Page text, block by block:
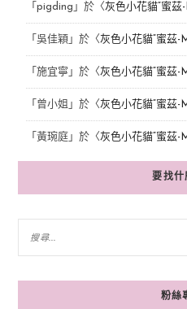
「 pigding 」於〈灰色小花貓“蜜茲
「 吳佳穎 」於〈灰色小花貓“蜜茲-
「 施宜寧 」於〈灰色小花貓“蜜茲-
「 曾小姐 」於〈灰色小花貓“蜜茲-
「 黃琬庭」於〈灰色小花貓“蜜茲-
要找什
粉絲